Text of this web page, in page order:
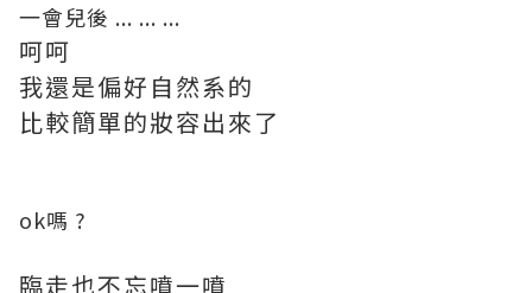
一會兒後 ... ... ...
呵呵
我還是偏好自然系的
比較簡單的妝容出來了
ok嗎 ?
臨走也不忘噴一噴